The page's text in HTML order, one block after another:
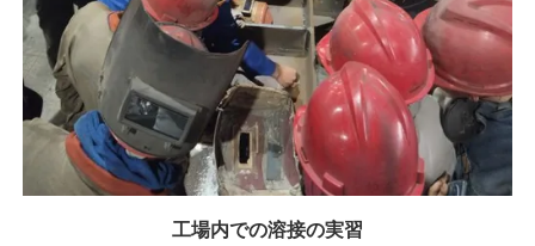
工場内での溶接の実習